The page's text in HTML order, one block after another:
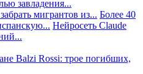
завладения...
мигрантов из... Более 40
Нейросеть Claude